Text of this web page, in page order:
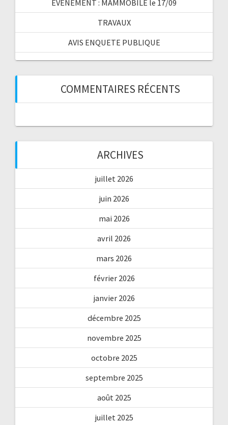
EVENEMENT : MAMMOBILE le 17/09
TRAVAUX
AVIS ENQUETE PUBLIQUE
COMMENTAIRES RÉCENTS
ARCHIVES
juillet 2026
juin 2026
mai 2026
avril 2026
mars 2026
février 2026
janvier 2026
décembre 2025
novembre 2025
octobre 2025
septembre 2025
août 2025
juillet 2025